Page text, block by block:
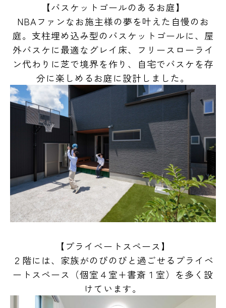
【バスケットゴールのあるお庭】
NBAファンなお施主様の夢を叶えた自慢のお
庭。支柱埋め込み型のバスケットゴールに、屋
外バスケに最適なグレイ床、フリースローライ
ン代わりに芝で境界を作り、自宅でバスケを存
分に楽しめるお庭に設計しました。
【プライベートスペース】
２階には、家族がのびのびと過ごせるプライベ
ートスペース（個室４室+書斎１室）を多く設
けています。